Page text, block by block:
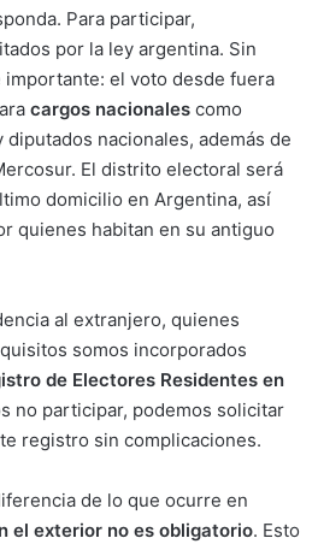
Para participar,
por la ley argentina. Sin
importante: el voto desde fuera
cargos nacionales como
nacionales, además de
El distrito electoral será
domicilio en Argentina, así
quienes habitan en su antiguo
al extranjero, quienes
somos incorporados
de Electores Residentes en
no participar, podemos solicitar
registro sin complicaciones.
de lo que ocurre en
el exterior no es obligatorio. Esto